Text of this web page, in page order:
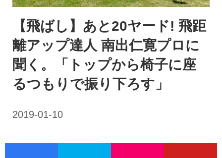
【飛ばし】あと20ヤード! 飛距
離アップ達人 南出仁寛プロに
聞く。「トップから椅子に座
るつもりで振り下ろす」